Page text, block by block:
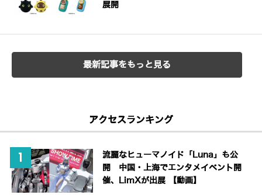
展開
最新記事をもっと見る
アクセスランキング
流麗なヒューマノイド「Luna」も公
開 中国・上海でエンタメイベント開
催、LimXが出展 【動画】